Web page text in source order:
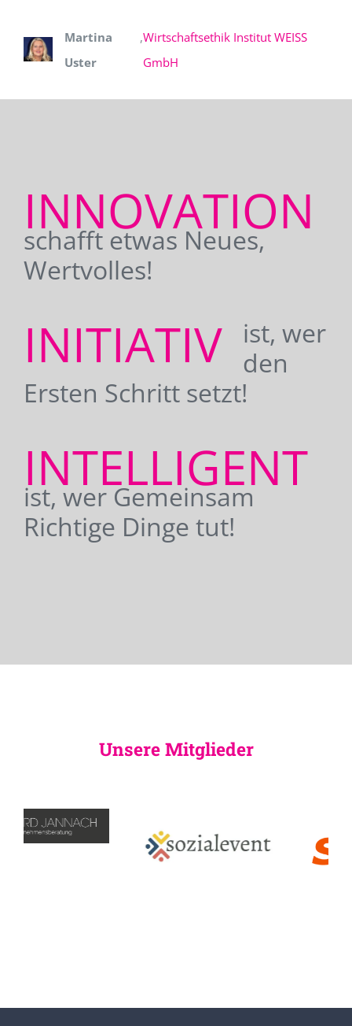
Martina
Uster
,Wirtschaftsethik Institut WEISS
GmbH
INNOVATION
schafft etwas Neues,
Wertvolles!
INITIATIV
ist, wer
den
Ersten Schritt setzt!
INTELLIGENT
ist, wer Gemeinsam
Richtige Dinge tut!
Unsere Mitglieder